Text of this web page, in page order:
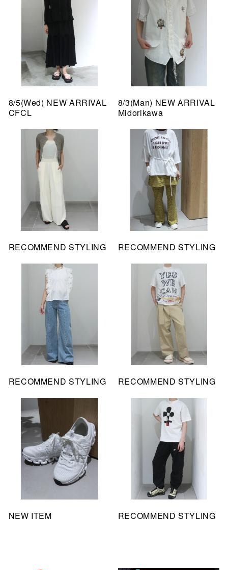
8/5(Wed) NEW ARRIVAL
CFCL
8/3(Man) NEW ARRIVAL
Midorikawa
RECOMMEND STYLING RECOMMEND STYLING
RECOMMEND STYLING RECOMMEND STYLING
NEW ITEM RECOMMEND STYLING